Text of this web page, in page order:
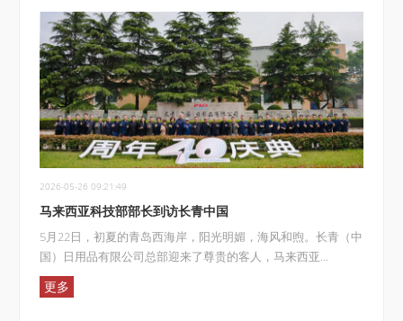
2026-05-26 09:21:49
马来西亚科技部部长到访长青中国
5月22日，初夏的青岛西海岸，阳光明媚，海风和煦。长青（中
国）日用品有限公司总部迎来了尊贵的客人，马来西亚...
更多